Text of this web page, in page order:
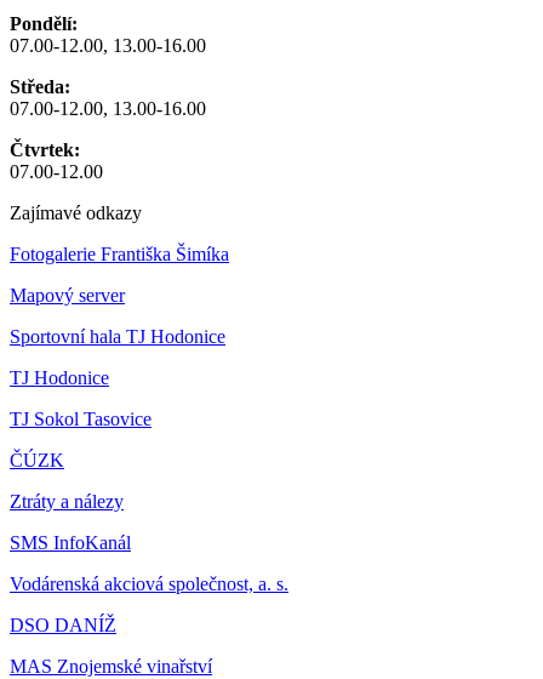
Pondělí:
07.00-12.00, 13.00-16.00
Středa:
07.00-12.00, 13.00-16.00
Čtvrtek:
07.00-12.00
Zajímavé odkazy
Fotogalerie Františka Šimíka
Mapový server
Sportovní hala TJ Hodonice
TJ Hodonice
TJ Sokol Tasovice
ČÚZK
Ztráty a nálezy
SMS InfoKanál
Vodárenská akciová společnost, a. s.
DSO DANÍŽ
MAS Znojemské vinařství